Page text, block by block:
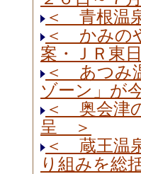
＜ 青根温
＜ かみの
案・ＪＲ東
＜ あつみ
ゾーン」が
＜ 奥会津
呈 ＞
＜ 蔵王温
り組みを総